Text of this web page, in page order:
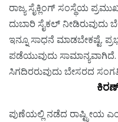
ರಾಜ್ಯ ಸೈಕ್ಲಿಂಗ್ ಸಂಸ್ಥೆಯ
ದುಬಾರಿ ಸೈಕಲ್ ನೀಡಿರುವುದು
ಇನ್ನೂ ಸಾಧನೆ ಮಾಡಬೇಕಷ್ಟೆ.
ಪಡೆಯುವುದು
ಸಿಗದಿರರುವುದು ಬೇಸರದ
ಪುಣೆಯಲ್ಲಿ ನಡೆದ ರಾಷ್ಟ್ರೀಯ